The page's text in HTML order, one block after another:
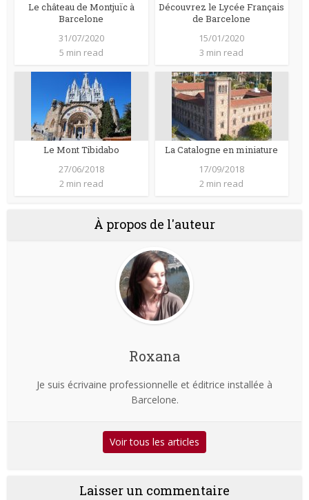
Le château de Montjuïc à
Barcelone
31/07/2020
5 min read
Découvrez le Lycée Français
de Barcelone
15/01/2020
3 min read
Le Mont Tibidabo
27/06/2018
2 min read
La Catalogne en miniature
17/09/2018
2 min read
À propos de l'auteur
Roxana
Je suis écrivaine professionnelle et éditrice installée à
Barcelone.
Voir tous les articles
Laisser un commentaire